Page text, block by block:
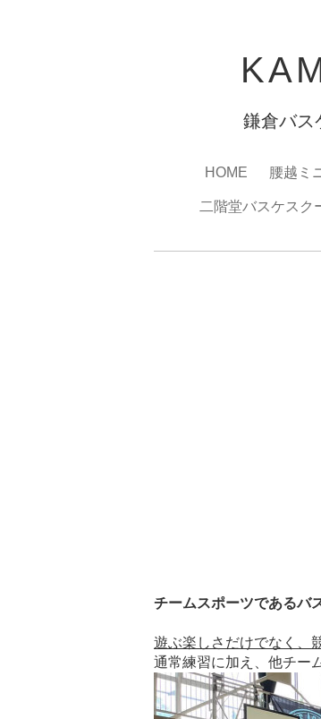
鎌倉バス
HOME 腰越ミ
二階堂バスケスク
チームスポーツであるバ
遊ぶ楽しさだけでなく、
通常練習に加え、他チー